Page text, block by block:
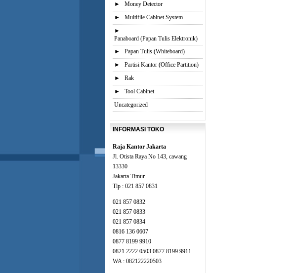
►
Money Detector
►
Multifile Cabinet System
►
Panaboard (Papan Tulis Elektronik)
►
Papan Tulis (Whiteboard)
►
Partisi Kantor (Office Partition)
►
Rak
►
Tool Cabinet
Uncategorized
INFORMASI TOKO
Raja Kantor Jakarta
Jl. Otista Raya No 143, cawang
13330
Jakarta Timur
Tlp : 021 857 0831
021 857 0832
021 857 0833
021 857 0834
0816 136 0607
0877 8199 9910
0821 2222 0503 0877 8199 9911
WA : 082122220503